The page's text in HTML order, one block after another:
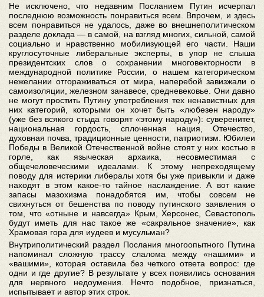
Не исключено, что недавним Посланием Путин исчерпал
последнюю возможность понравиться всем. Впрочем, и здесь
всем понравиться не удалось, даже во внешнеполитическом
разделе доклада — в самой, на взгляд многих, сильной, самой
социально и нравственно мобилизующей его части. Наши
круглосуточные либеральные эксперты, в упор не слыша
президентских слов о сохранении многовекторности в
международной политике России, о нашем категорическом
нежелании отгораживаться от мира, наперебой завизжали о
самоизоляции, железном занавесе, средневековье. Они давно
не могут простить Путину употребления тех ненавистных для
них категорий, которыми он хочет быть «любезен народу»
(уже без всякого стыда говорят «этому народу»): суверенитет,
национальная гордость, сплоченная нация, Отечество,
духовная почва, традиционные ценности, патриотизм. Юбилеи
Победы в Великой Отечественной войне стоят у них костью в
горле, как языческая архаика, несовместимая с
общечеловеческими идеалами. К этому непреходящему
поводу для истерики либералы хотя бы уже привыкли и даже
находят в этом какое-то тайное наслаждение. А вот какие
запасы мазохизма понадобятся им, чтобы совсем не
свихнуться от бешенства по поводу путинского заявления о
том, что «отныне и навсегда» Крым, Херсонес, Севастополь
будут иметь для нас такое же «сакральное значение», как
Храмовая гора для иудеев и мусульман?
Внутриполитический раздел Послания многоопытного Путина
напоминал сложную трассу слалома между «нашими» и
«вашими», которая оставила без четкого ответа вопрос: где
одни и где другие? В результате у всех появились основания
для нервного недоумения. Нечто подобное, признаться,
испытывает и автор этих строк.